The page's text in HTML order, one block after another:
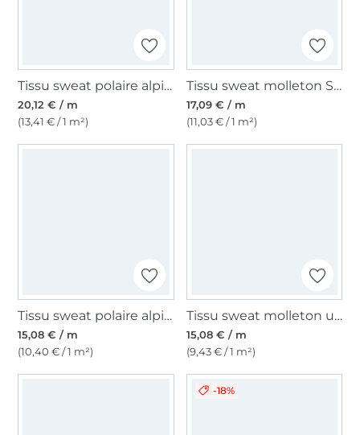
Tissu sweat polaire alpine Flying Animals, bleu denim
20,12 € / m
(13,41 € / 1 m²)
Tissu sweat molleton Starry Sky, bleu marine
17,09 € / m
(11,03 € / 1 m²)
Tissu sweat polaire alpine, noir
15,08 € / m
(10,40 € / 1 m²)
Tissu sweat molleton uni, rouge
15,08 € / m
(9,43 € / 1 m²)
-18%